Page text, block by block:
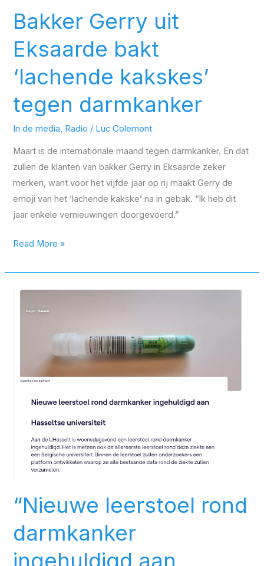
Bakker Gerry uit
Eksaarde bakt
‘lachende kakskes’
tegen darmkanker
In de media, Radio / Luc Colemont
Maart is de internationale maand tegen darmkanker. En dat
zullen de klanten van bakker Gerry in Eksaarde zeker
merken, want voor het vijfde jaar op rij maakt Gerry de
emoji van het ‘lachende kakske’ na in gebak. “Ik heb dit
jaar enkele vernieuwingen doorgevoerd.”
tegen
darmkanker
Read More »
“Nieuwe leerstoel rond
darmkanker
“Nieuwe
leerstoel
darmkanker
ingehuldigd
universiteit”